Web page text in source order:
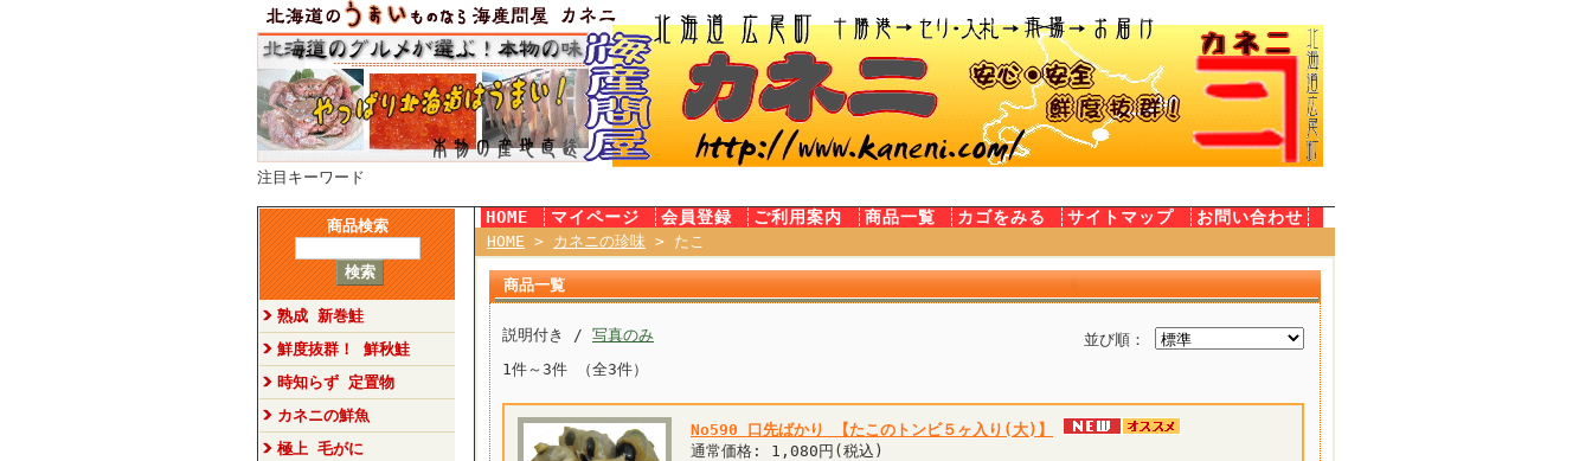
注目キーワード
商品検索
熟成 新巻鮭
鮮度抜群！ 鮮秋鮭
時知らず 定置物
カネニの鮮魚
極上 毛がに
HOME マイページ 会員登録 ご利用案内 商品一覧 カゴをみる サイトマップ お問い合わせ
HOME > カネニの珍味 > たこ
商品一覧
並び順：
説明付き / 写真のみ
1件～3件 （全3件）
No590 口先ばかり 【たこのトンビ５ヶ入り(大)】
通常価格: 1,080円(税込)